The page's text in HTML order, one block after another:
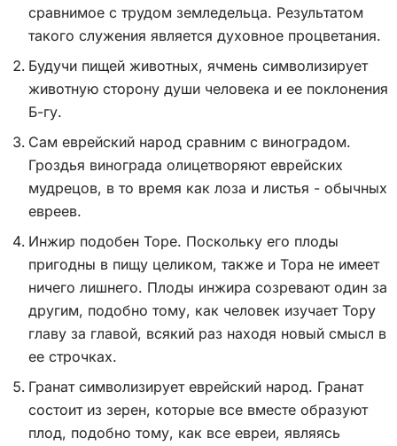
сравнимое с трудом земледельца. Результатом
такого служения является духовное процветания.
Будучи пищей животных, ячмень символизирует
животную сторону души человека и ее поклонения
Б-гу.
Сам еврейский народ сравним с виноградом.
Гроздья винограда олицетворяют еврейских
мудрецов, в то время как лоза и листья - обычных
евреев.
Инжир подобен Торе. Поскольку его плоды
пригодны в пищу целиком, также и Тора не имеет
ничего лишнего. Плоды инжира созревают один за
другим, подобно тому, как человек изучает Тору
главу за главой, всякий раз находя новый смысл в
ее строчках.
Гранат символизирует еврейский народ. Гранат
состоит из зерен, которые все вместе образуют
плод, подобно тому, как все евреи, являясь